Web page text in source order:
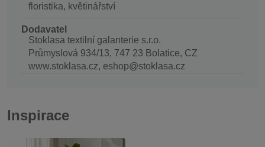
floristika, květinářství
Dodavatel
Stoklasa textilní galanterie s.r.o.
Průmyslová 934/13, 747 23 Bolatice, CZ
www.stoklasa.cz, eshop@stoklasa.cz
Inspirace